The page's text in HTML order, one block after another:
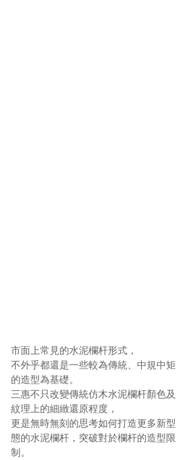
市面上常見的水泥欄杆形式，
不外乎都還是一些較為傳統、中規中矩
的造型為基礎。
三惠不只改變傳統仿木水泥欄杆顏色及
紋理上的細緻還原程度，
更是無時無刻的思考如何打造更多新型
態的水泥欄杆，突破對於欄杆的造型限
制。